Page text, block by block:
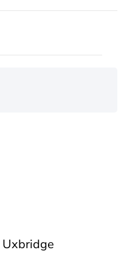
Uxbridge